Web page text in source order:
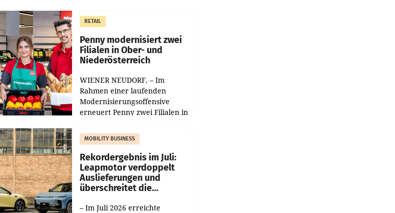
gemacht und die
Markterwartung deutlich
übertroffen.
RETAIL
Penny modernisiert zwei
Filialen in Ober- und
Niederösterreich
WIENER NEUDORF. – Im
Rahmen einer laufenden
Modernisierungsoffensive
erneuert Penny zwei Filialen in
Die beiden Standorte liegen in
Haag sowie im rund
MOBILITY BUSINESS
Rekordergebnis im Juli:
Leapmotor verdoppelt
Auslieferungen und
überschreitet die
– Im Juli 2026 erreichte